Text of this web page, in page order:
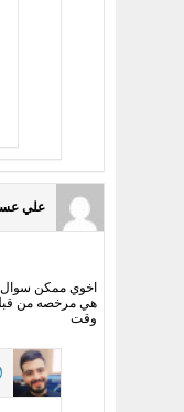
علي
هي مرخصه من قبل
وقت